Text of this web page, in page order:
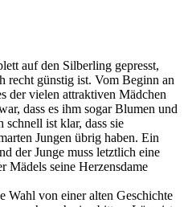
auf den Silberling gepresst,
recht günstig ist. Vom Beginn an
der vielen attraktiven Mädchen
dass es ihm sogar Blumen und
schnell ist klar, dass sie
Jungen übrig haben. Ein
der Junge muss letztlich eine
Mädels seine Herzensdame
Wahl von einer alten Geschichte